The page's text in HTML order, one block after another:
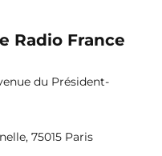
Radio France
du Président-
75015 Paris